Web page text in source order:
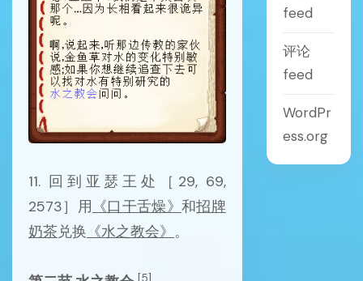
11. 回到亚瑟王处［29, 69,
2573］用 《口干舌燥》 和招牌
奶茶兑换 《水之教会》 。
[5]
feed
评论
feed
WordPr
ess.org